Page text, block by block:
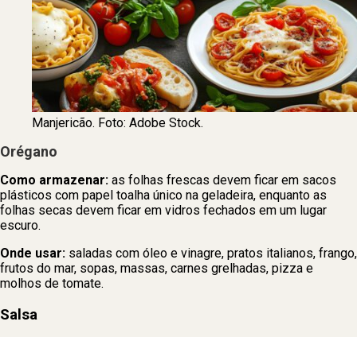
Manjericão. Foto: Adobe Stock.
Orégano
Como armazenar: as folhas frescas devem ficar em sacos
plásticos com papel toalha único na geladeira, enquanto as
folhas secas devem ficar em vidros fechados em um lugar
escuro.
Onde usar: saladas com óleo e vinagre, pratos italianos, frango,
frutos do mar, sopas, massas, carnes grelhadas, pizza e
molhos de tomate.
Salsa